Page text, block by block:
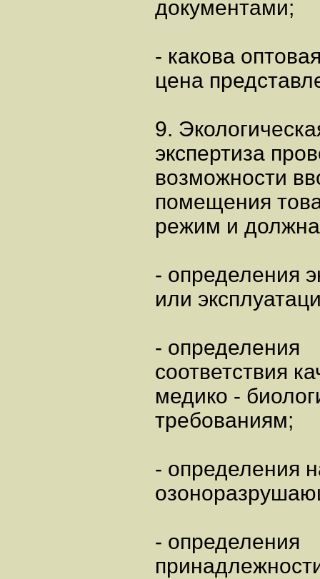
документами;
- какова
цена
9.
экспертиза
возможности
помещения
режим и
- определения
или
- определения
соответствия
медико -
требованиям;
- определения
- определения